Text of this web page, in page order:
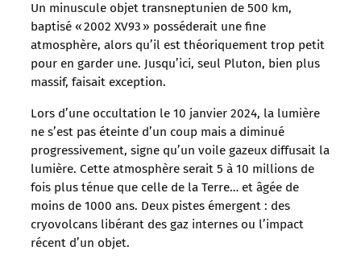
Un minuscule objet transneptunien de 500 km,
baptisé « 2002 XV93 » posséderait une fine
atmosphère, alors qu’il est théoriquement trop petit
pour en garder une. Jusqu’ici, seul Pluton, bien plus
massif, faisait exception.
Lors d’une occultation le 10 janvier 2024, la lumière
ne s’est pas éteinte d’un coup mais a diminué
progressivement, signe qu’un voile gazeux diffusait la
lumière. Cette atmosphère serait 5 à 10 millions de
fois plus ténue que celle de la Terre… et âgée de
moins de 1000 ans. Deux pistes émergent : des
cryovolcans libérant des gaz internes ou l’impact
récent d’un objet.